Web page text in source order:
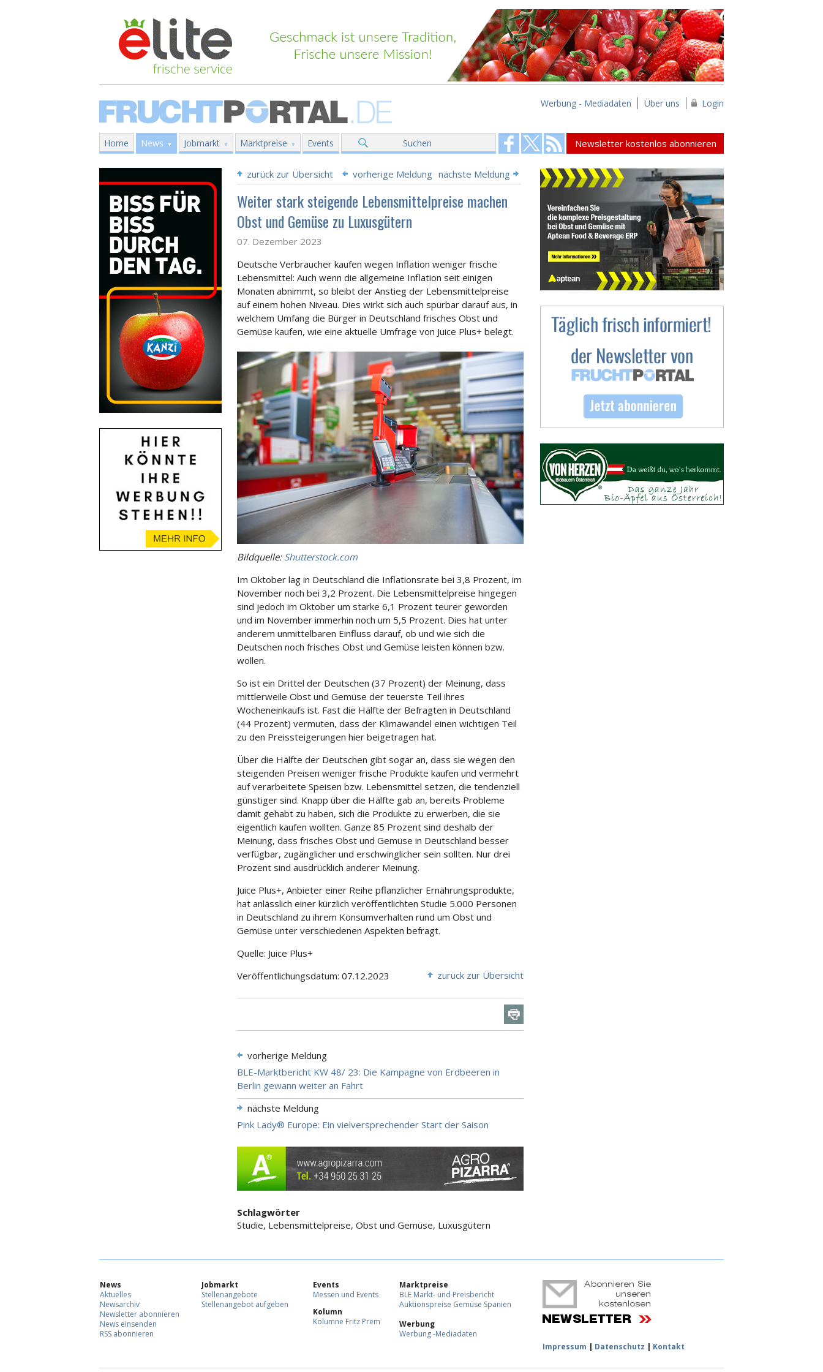
Werbung - Mediadaten Über uns Login
Home News Jobmarkt Marktpreise Events Suchen Newsletter kostenlos abonnieren
zurück zur Übersicht vorherige Meldung nächste Meldung
Weiter stark steigende Lebensmittelpreise machen
Obst und Gemüse zu Luxusgütern
07. Dezember 2023
Deutsche Verbraucher kaufen wegen Inflation weniger frische
Lebensmittel: Auch wenn die allgemeine Inflation seit einigen
Monaten abnimmt, so bleibt der Anstieg der Lebensmittelpreise
auf einem hohen Niveau. Dies wirkt sich auch spürbar darauf aus, in
welchem Umfang die Bürger in Deutschland frisches Obst und
Gemüse kaufen, wie eine aktuelle Umfrage von Juice Plus+ belegt.
Bildquelle: Shutterstock.com
Im Oktober lag in Deutschland die Inflationsrate bei 3,8 Prozent, im
November noch bei 3,2 Prozent. Die Lebensmittelpreise hingegen
sind jedoch im Oktober um starke 6,1 Prozent teurer geworden
und im November immerhin noch um 5,5 Prozent. Dies hat unter
anderem unmittelbaren Einfluss darauf, ob und wie sich die
Deutschen noch frisches Obst und Gemüse leisten können bzw.
wollen.
So ist ein Drittel der Deutschen (37 Prozent) der Meinung, dass
mittlerweile Obst und Gemüse der teuerste Teil ihres
Wocheneinkaufs ist. Fast die Hälfte der Befragten in Deutschland
(44 Prozent) vermuten, dass der Klimawandel einen wichtigen Teil
zu den Preissteigerungen hier beigetragen hat.
Über die Hälfte der Deutschen gibt sogar an, dass sie wegen den
steigenden Preisen weniger frische Produkte kaufen und vermehrt
auf verarbeitete Speisen bzw. Lebensmittel setzen, die tendenziell
günstiger sind. Knapp über die Hälfte gab an, bereits Probleme
damit gehabt zu haben, sich die Produkte zu erwerben, die sie
eigentlich kaufen wollten. Ganze 85 Prozent sind deshalb der
Meinung, dass frisches Obst und Gemüse in Deutschland besser
verfügbar, zugänglicher und erschwinglicher sein sollten. Nur drei
Prozent sind ausdrücklich anderer Meinung.
Juice Plus+, Anbieter einer Reihe pflanzlicher Ernährungsprodukte,
hat anlässlich einer kürzlich veröffentlichten Studie 5.000 Personen
in Deutschland zu ihrem Konsumverhalten rund um Obst und
Gemüse unter verschiedenen Aspekten befragt.
Quelle: Juice Plus+
Veröffentlichungsdatum: 07.12.2023
zurück zur Übersicht
vorherige Meldung
BLE-Marktbericht KW 48/ 23: Die Kampagne von Erdbeeren in
Berlin gewann weiter an Fahrt
nächste Meldung
Pink Lady® Europe: Ein vielversprechender Start der Saison
Schlagwörter
Studie, Lebensmittelpreise, Obst und Gemüse, Luxusgütern
News
Aktuelles
Newsarchiv
Newsletter abonnieren
News einsenden
RSS abonnieren
Jobmarkt
Stellenangebote
Stellenangebot aufgeben
Events
Messen und Events
Kolumn
Kolumne Fritz Prem
Marktpreise
BLE Markt- und Preisbericht
Auktionspreise Gemüse Spanien
Werbung
Werbung -Mediadaten
Impressum | Datenschutz | Kontakt